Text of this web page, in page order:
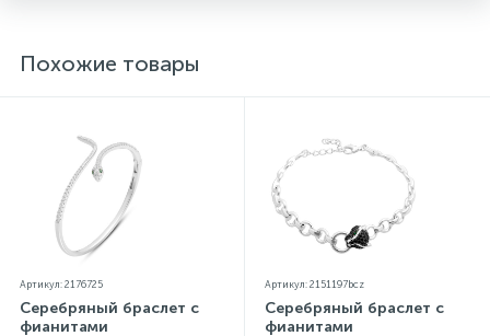
Похожие товары
Артикул: 2176725
Серебряный браслет с
фианитами
Артикул: 2151197bcz
Серебряный браслет с
фианитами